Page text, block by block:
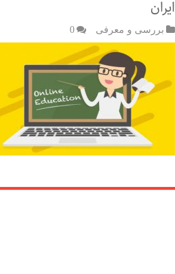
ایران
بررسی و معرفی 0